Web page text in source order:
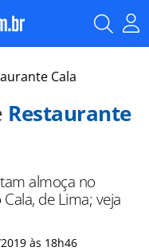
Cala
Restaurante
almoça no
de Lima; veja
às 18h46